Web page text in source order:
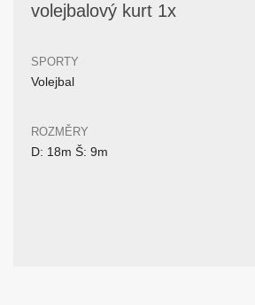
volejbalový kurt 1x
SPORTY
Volejbal
ROZMĚRY
D: 18m Š: 9m